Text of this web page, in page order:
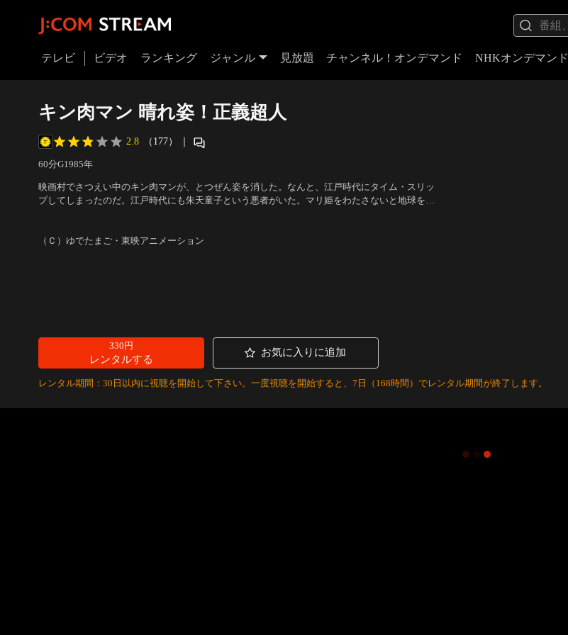
テレビ ビデオ ランキング ジャンル 見放題 チャンネル！オンデマンド NHKオンデマンド
キン肉マン 晴れ姿！正義超人
2.8 （177） ｜
60分G1985年
映画村でさつえい中のキン肉マンが、とつぜん姿を消した。なんと、江戸時代にタイム・スリッ
プしてしまったのだ。江戸時代にも朱天童子という悪者がいた。マリ姫をわたさないと地球をほ
（Ｃ）ゆでたまご・東映アニメーション
330円
レンタルする
お気に入りに追加
レンタル期間：30日以内に視聴を開始して下さい。一度視聴を開始すると、7日（168時間）でレンタル期間が終了します。